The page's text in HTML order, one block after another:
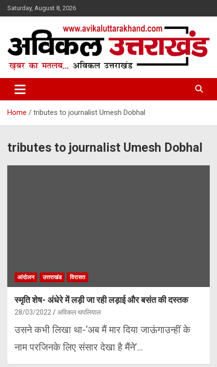
Skip
to
Saturday, August 8, 2026
Avikal Uttarakhand
Home tributes to journalist Umesh Dobhal
tributes to journalist Umesh Dobhal
आंदोलन उत्तराखंड विरासत
स्मृति शेष- अंधेरे में लड़ी जा रही लड़ाई और बसंत की दस्तक
28/03/2022 अविकल थपलियाल
उसने कभी लिखा था-‘अब मैं मार दिया जाऊंगाउन्हीं के
नाम परजिनके लिए संसार देखा है मैंने’…